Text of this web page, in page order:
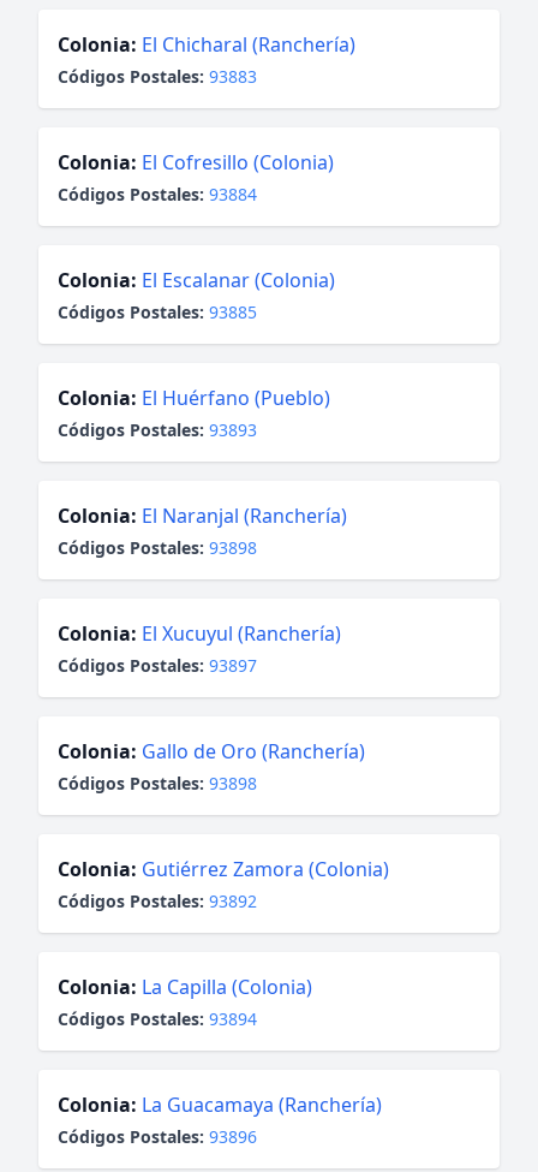
Colonia: El Chicharal (Ranchería)
Códigos Postales: 93883
Colonia: El Cofresillo (Colonia)
Códigos Postales: 93884
Colonia: El Escalanar (Colonia)
Códigos Postales: 93885
Colonia: El Huérfano (Pueblo)
Códigos Postales: 93893
Colonia: El Naranjal (Ranchería)
Códigos Postales: 93898
Colonia: El Xucuyul (Ranchería)
Códigos Postales: 93897
Colonia: Gallo de Oro (Ranchería)
Códigos Postales: 93898
Colonia: Gutiérrez Zamora (Colonia)
Códigos Postales: 93892
Colonia: La Capilla (Colonia)
Códigos Postales: 93894
Colonia: La Guacamaya (Ranchería)
Códigos Postales: 93896